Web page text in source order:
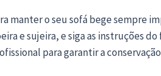
manter o seu sofá bege sempre
e sujeira, e siga as instruções
para garantir a